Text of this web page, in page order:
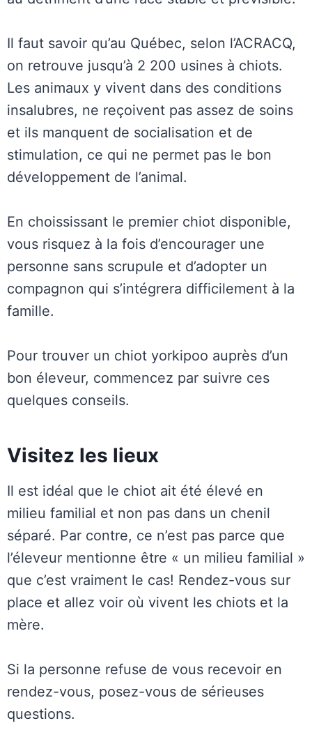
Il faut savoir qu’au Québec, selon l’ACRACQ,
on retrouve jusqu’à 2 200 usines à chiots.
Les animaux y vivent dans des conditions
insalubres, ne reçoivent pas assez de soins
et ils manquent de socialisation et de
stimulation, ce qui ne permet pas le bon
développement de l’animal.
En choississant le premier chiot disponible,
vous risquez à la fois d’encourager une
personne sans scrupule et d’adopter un
compagnon qui s’intégrera difficilement à la
famille.
Pour trouver un chiot yorkipoo auprès d’un
bon éleveur, commencez par suivre ces
quelques conseils.
Visitez les lieux
Il est idéal que le chiot ait été élevé en
milieu familial et non pas dans un chenil
séparé. Par contre, ce n’est pas parce que
l’éleveur mentionne être « un milieu familial »
que c’est vraiment le cas! Rendez-vous sur
place et allez voir où vivent les chiots et la
mère.
Si la personne refuse de vous recevoir en
rendez-vous, posez-vous de sérieuses
questions.